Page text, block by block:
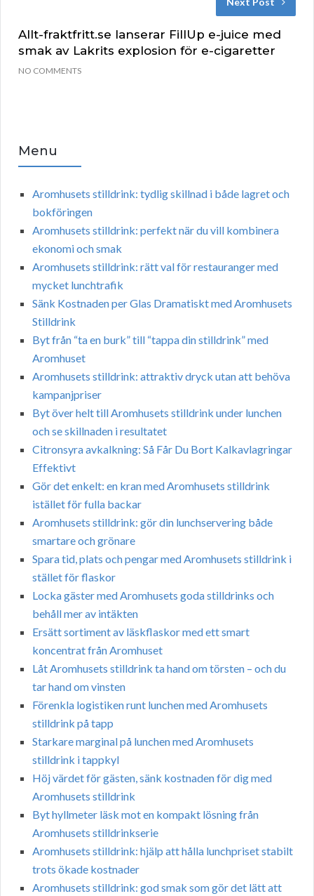
Allt-fraktfritt.se lanserar FillUp e-juice med
smak av Lakrits explosion för e-cigaretter
NO COMMENTS
Menu
Aromhusets stilldrink: tydlig skillnad i både lagret och
bokföringen
Aromhusets stilldrink: perfekt när du vill kombinera
ekonomi och smak
Aromhusets stilldrink: rätt val för restauranger med
mycket lunchtrafik
Sänk Kostnaden per Glas Dramatiskt med Aromhusets
Stilldrink
Byt från “ta en burk” till “tappa din stilldrink” med
Aromhuset
Aromhusets stilldrink: attraktiv dryck utan att behöva
kampanjpriser
Byt över helt till Aromhusets stilldrink under lunchen
och se skillnaden i resultatet
Citronsyra avkalkning: Så Får Du Bort Kalkavlagringar
Effektivt
Gör det enkelt: en kran med Aromhusets stilldrink
istället för fulla backar
Aromhusets stilldrink: gör din lunchservering både
smartare och grönare
Spara tid, plats och pengar med Aromhusets stilldrink i
stället för flaskor
Locka gäster med Aromhusets goda stilldrinks och
behåll mer av intäkten
Ersätt sortiment av läskflaskor med ett smart
koncentrat från Aromhuset
Låt Aromhusets stilldrink ta hand om törsten – och du
tar hand om vinsten
Förenkla logistiken runt lunchen med Aromhusets
stilldrink på tapp
Starkare marginal på lunchen med Aromhusets
stilldrink i tappkyl
Höj värdet för gästen, sänk kostnaden för dig med
Aromhusets stilldrink
Byt hyllmeter läsk mot en kompakt lösning från
Aromhusets stilldrinkserie
Aromhusets stilldrink: hjälp att hålla lunchpriset stabilt
trots ökade kostnader
Aromhusets stilldrink: god smak som gör det lätt att